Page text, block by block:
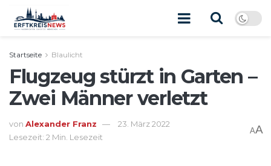
Startseite Blaulicht
Flugzeug stürzt in Garten –
Zwei Männer verletzt
von Alexander Franz
23. März 2022
Lesezeit: 2 Min. Lesezeit
AA